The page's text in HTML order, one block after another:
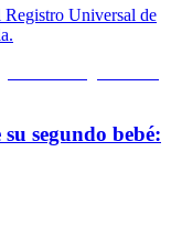
Registro Universal de
segundo bebé: